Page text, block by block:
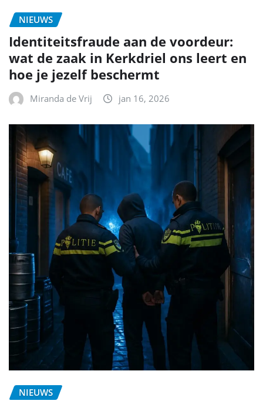
NIEUWS
Identiteitsfraude aan de voordeur:
wat de zaak in Kerkdriel ons leert en
hoe je jezelf beschermt
Miranda de Vrij jan 16, 2026
NIEUWS